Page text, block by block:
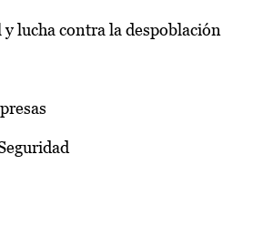
lucha contra la despoblación